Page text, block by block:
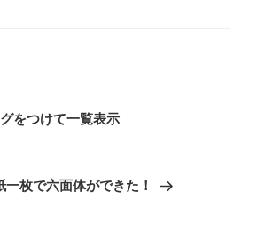
をつけて一覧表示
一枚で六面体ができた！